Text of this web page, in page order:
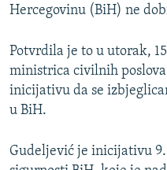
MOJA EVROPA
TRI DECENIJE OD RATA U BIH
SVE KARTE DEJTONA
NASTANAK I RASPAD JUGOSLAVIJE
Hercegovinu (BiH) ne
Potvrdila je to u utorak,
ministrica civilnih
inicijativu da se
u BiH.
Gudeljević je inicijativu